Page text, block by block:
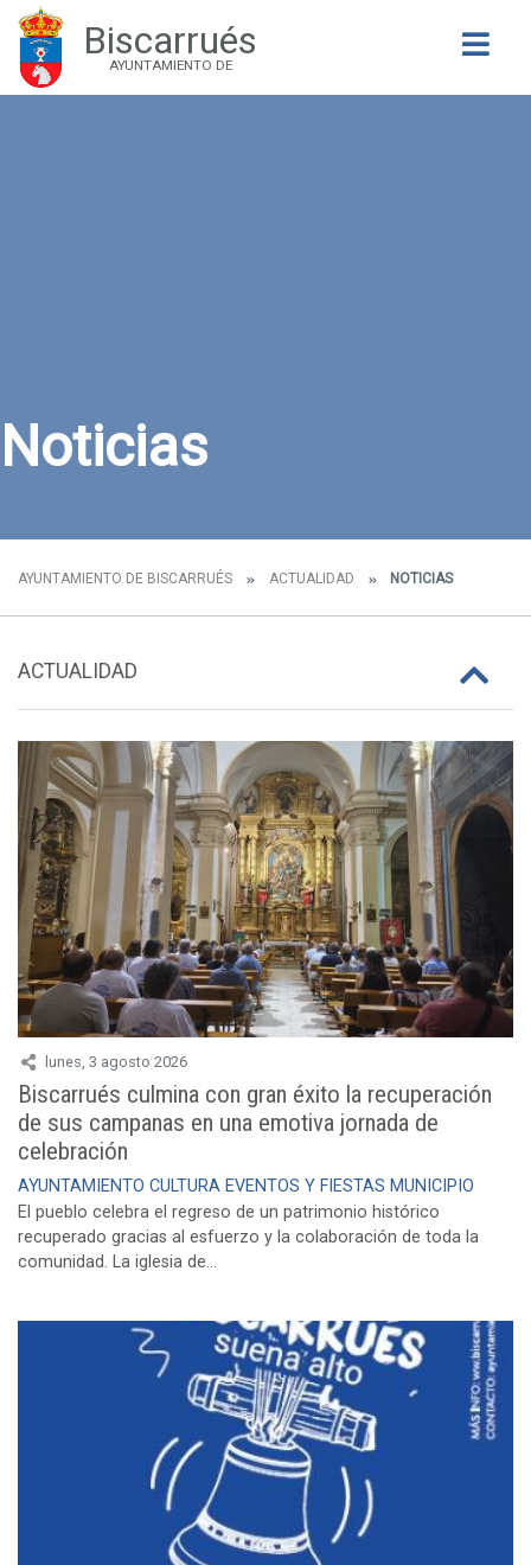
Biscarrués
AYUNTAMIENTO DE
Noticias
AYUNTAMIENTO DE BISCARRUÉS ACTUALIDAD NOTICIAS
ACTUALIDAD
lunes, 3 agosto 2026
Biscarrués culmina con gran éxito la recuperación
de sus campanas en una emotiva jornada de
celebración
AYUNTAMIENTO CULTURA EVENTOS Y FIESTAS MUNICIPIO
El pueblo celebra el regreso de un patrimonio histórico
recuperado gracias al esfuerzo y la colaboración de toda la
comunidad. La iglesia de...